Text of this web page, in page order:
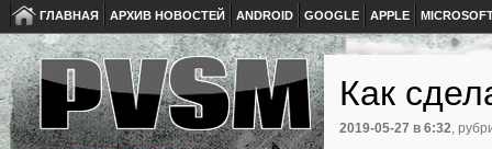
ГЛАВНАЯ АРХИВ НОВОСТЕЙ ANDROID GOOGLE APPLE
Как
2019-05-27 в 6:32,